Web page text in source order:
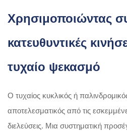
Χρησιμοποιώντας
κατευθυντικές
τυχαίο ψεκασμό
Ο τυχαίος κυκλικός ή
αποτελεσματικός από τις
διελεύσεις. Μια συστηματική